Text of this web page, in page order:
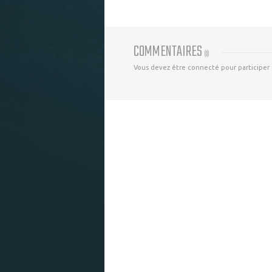
COMMENTAIRES (0)
Vous devez être connecté pour participer